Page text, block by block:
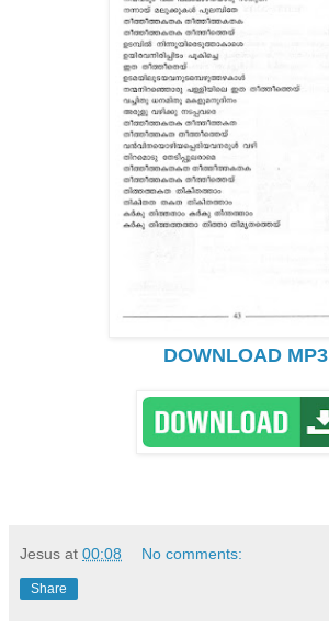
DOWNLOAD MP3
Jesus at 00:08 No comments:
Share